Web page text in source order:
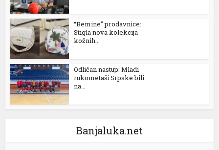
“Bemine” prodavnice:
Stigla nova kolekcija
kožnih...
Odličan nastup: Mladi
rukometaši Srpske bili
na...
Banjaluka.net